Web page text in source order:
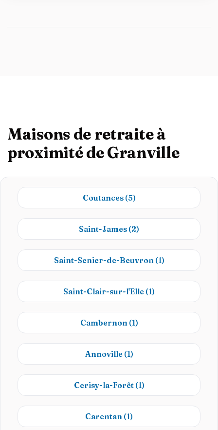
Maisons de retraite à
proximité de Granville
Coutances (5)
Saint-James (2)
Saint-Senier-de-Beuvron (1)
Saint-Clair-sur-l'Elle (1)
Cambernon (1)
Annoville (1)
Cerisy-la-Forêt (1)
Carentan (1)